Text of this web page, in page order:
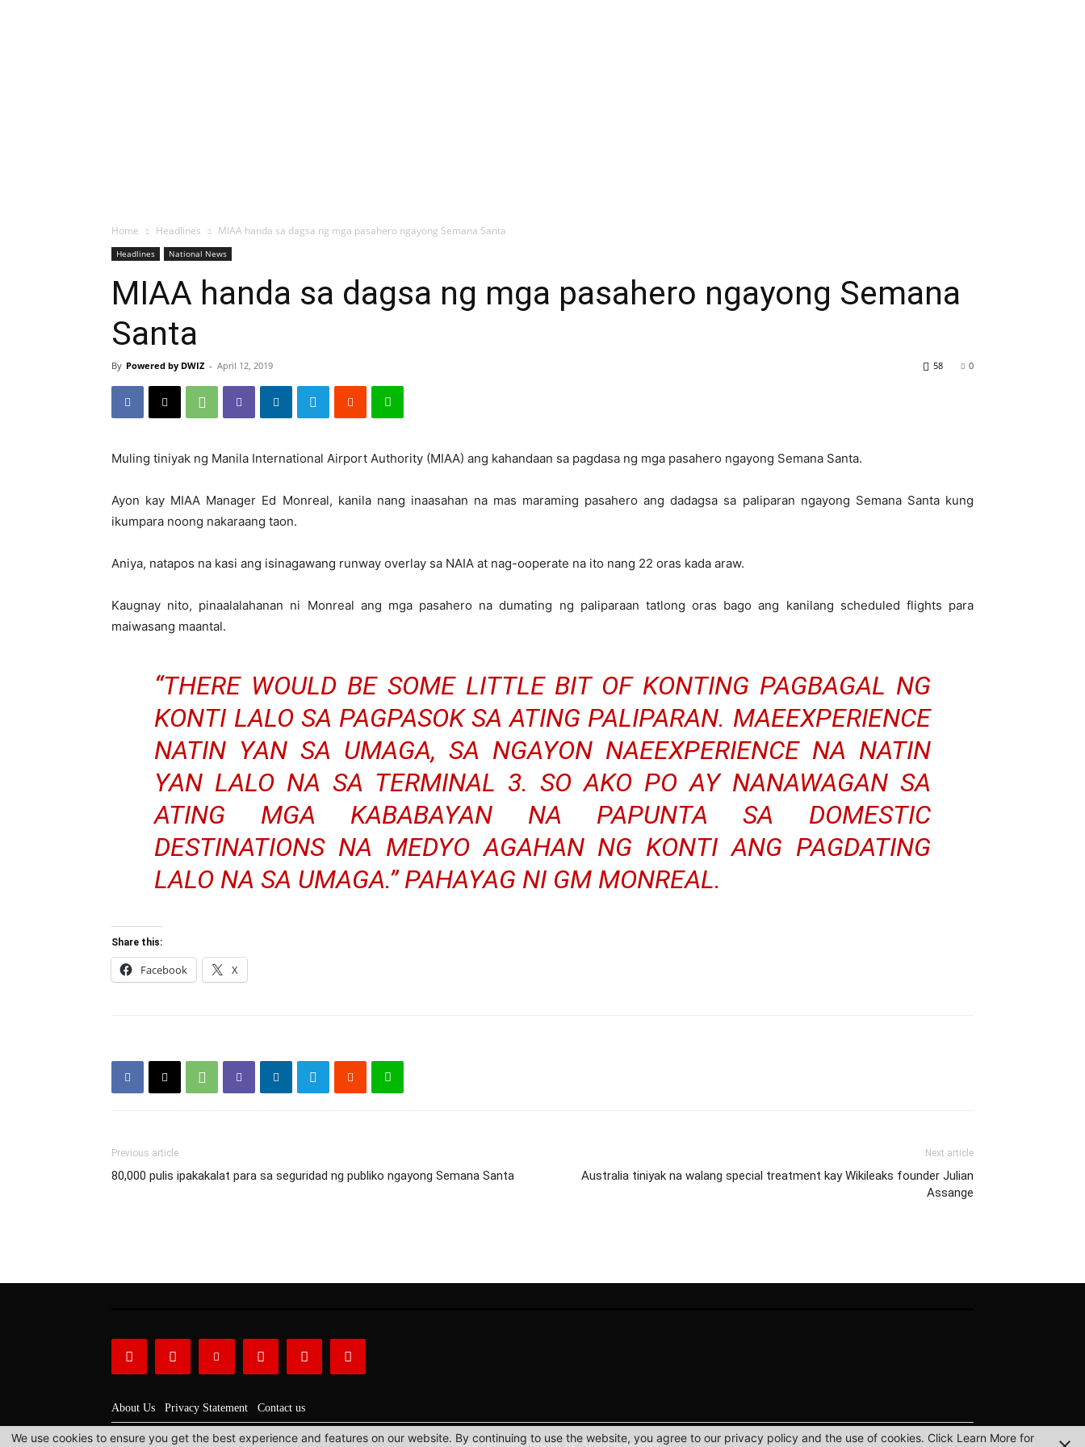
Home Headlines MIAA handa sa dagsa ng mga pasahero ngayong Semana Santa
Headlines National News
MIAA handa sa dagsa ng mga pasahero ngayong Semana
Santa
By Powered by DWIZ - April 12, 2019 0
58
Muling tiniyak ng Manila International Airport Authority (MIAA) ang kahandaan sa pagdasa ng mga pasahero ngayong Semana Santa.
Ayon kay MIAA Manager Ed Monreal, kanila nang inaasahan na mas maraming pasahero ang dadagsa sa paliparan ngayong Semana Santa kung
ikumpara noong nakaraang taon.
Aniya, natapos na kasi ang isinagawang runway overlay sa NAIA at nag-ooperate na ito nang 22 oras kada araw.
Kaugnay nito, pinaalalahanan ni Monreal ang mga pasahero na dumating ng paliparaan tatlong oras bago ang kanilang scheduled flights para
maiwasang maantal.
“THERE WOULD BE SOME LITTLE BIT OF KONTING PAGBAGAL NG
KONTI LALO SA PAGPASOK SA ATING PALIPARAN. MAEEXPERIENCE
NATIN YAN SA UMAGA, SA NGAYON NAEEXPERIENCE NA NATIN
YAN LALO NA SA TERMINAL 3. SO AKO PO AY NANAWAGAN SA
ATING MGA KABABAYAN NA PAPUNTA SA DOMESTIC
DESTINATIONS NA MEDYO AGAHAN NG KONTI ANG PAGDATING
LALO NA SA UMAGA.” PAHAYAG NI GM MONREAL.
Share this:
Facebook X
Previous article
80,000 pulis ipakakalat para sa seguridad ng publiko ngayong Semana Santa
Next article
Australia tiniyak na walang special treatment kay Wikileaks founder Julian
Assange
About Us Privacy Statement Contact us
© 2022 Radio Philippines Network, Inc. All Rights Reserved.
We use cookies to ensure you get the best experience and features on our website. By continuing to use the website, you agree to our privacy policy and the use of cookies. Click Learn More for